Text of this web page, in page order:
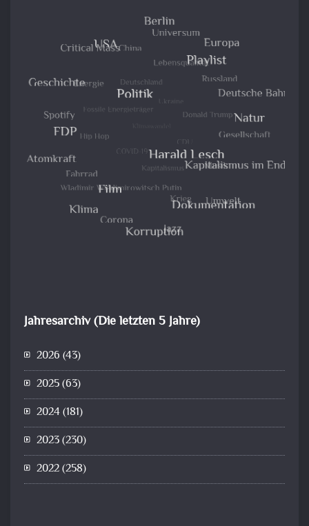
Jahresarchiv (Die letzten 5 Jahre)
2026 (43)
2025(63)
2024(181)
2023(230)
2022(258)